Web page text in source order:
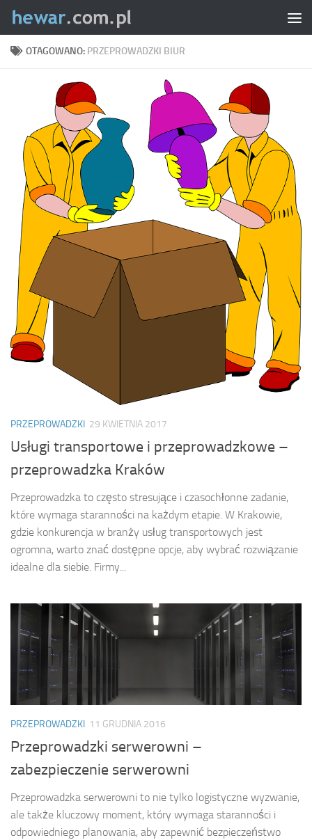
Skip to content
OTAGOWANO: PRZEPROWADZKI BIUR
PRZEPROWADZKI 29 KWIETNIA 2017
Usługi transportowe i przeprowadzkowe –
przeprowadzka Kraków
Przeprowadzka to często stresujące i czasochłonne zadanie,
które wymaga staranności na każdym etapie. W Krakowie,
gdzie konkurencja w branży usług transportowych jest
ogromna, warto znać dostępne opcje, aby wybrać rozwiązanie
idealne dla siebie. Firmy...
PRZEPROWADZKI 11 GRUDNIA 2016
Przeprowadzki serwerowni –
zabezpieczenie serwerowni
Przeprowadzka serwerowni to nie tylko logistyczne wyzwanie,
ale także kluczowy moment, który wymaga staranności i
odpowiedniego planowania, aby zapewnić bezpieczeństwo